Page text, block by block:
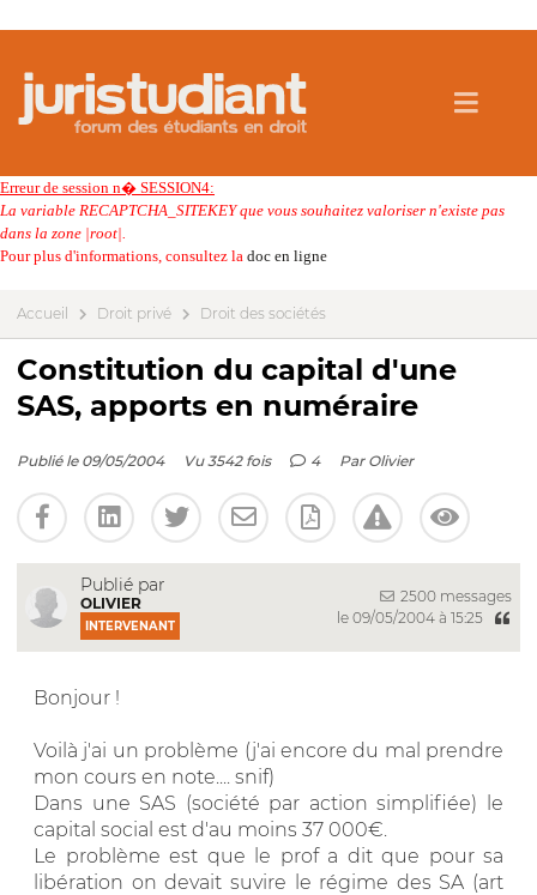
Erreur de session n� SESSION4:
La variable RECAPTCHA_SITEKEY que vous souhaitez valoriser n'existe pas
dans la zone |root|.
Pour plus d'informations, consultez la doc en ligne
Accueil Droit privé Droit des sociétés
Constitution du capital d'une
SAS, apports en numéraire
Publié le 09/05/2004 Vu 3542 fois 4 Par Olivier
Publié par
OLIVIER
INTERVENANT
2500 messages
le 09/05/2004 à 15:25
Bonjour !
Voilà j'ai un problème (j'ai encore du mal prendre
mon cours en note.... snif)
Dans une SAS (société par action simplifiée) le
capital social est d'au moins 37 000€.
Le problème est que le prof a dit que pour sa
libération on devait suvire le régime des SA (art